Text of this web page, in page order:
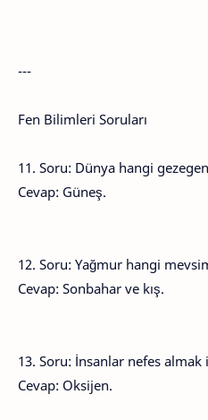
---
Fen Bilimleri Soruları
11. Soru: Dünya hangi
Cevap: Güneş.
12. Soru: Yağmur hangi
Cevap: Sonbahar ve kış.
13. Soru: İnsanlar nefes almak
Cevap: Oksijen.